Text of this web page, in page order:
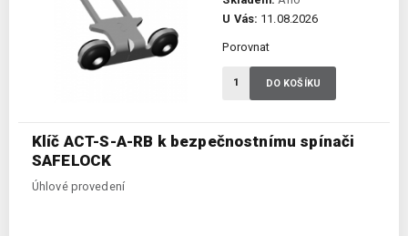
Klíč ACT-S-A-RB k bezpečnostnímu spínači
SAFELOCK
Úhlové provedení
U Vás: 11.08.2026
Porovnat
DO KOŠÍKU